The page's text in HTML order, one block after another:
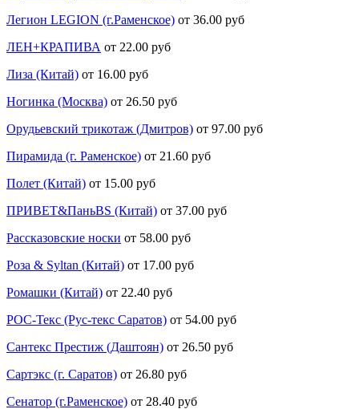
Легион LEGION (г.Раменское) от 36.00 руб
ЛЕН+КРАПИВА от 22.00 руб
Лиза (Китай) от 16.00 руб
Ногинка (Москва) от 26.50 руб
Орудьевский трикотаж (Дмитров) от 97.00 руб
Пирамида (г. Раменское) от 21.60 руб
Полет (Китай) от 15.00 руб
ПРИВЕТ&ПаньBS (Китай) от 37.00 руб
Рассказовские носки от 58.00 руб
Роза & Syltan (Китай) от 17.00 руб
Ромашки (Китай) от 22.40 руб
РОС-Текс (Рус-текс Саратов) от 54.00 руб
Сантекс Престиж (Даштоян) от 26.50 руб
Сартэкс (г. Саратов) от 26.80 руб
Сенатор (г.Раменское) от 28.40 руб